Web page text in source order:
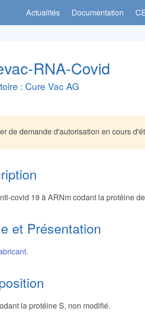
Actualités Documentation
RNA-Covid
: Cure Vac AG
de demande d'autorisation en cours
covid 19 à ARNm codant la protéine
et Présentation
la protéine S, non modifié.